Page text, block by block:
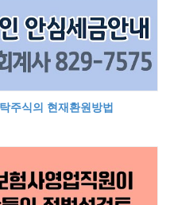
주식의 현재환원방법